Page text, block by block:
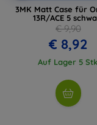
3MK Matt Case für
13R/ACE 5
€ 9,90
€ 8,92
Auf Lager 5